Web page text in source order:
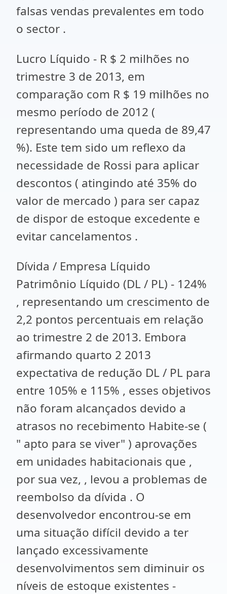
falsas vendas prevalentes em todo
o sector .
Lucro Líquido - R $ 2 milhões no
trimestre 3 de 2013, em
comparação com R $ 19 milhões no
mesmo período de 2012 (
representando uma queda de 89,47
%). Este tem sido um reflexo da
necessidade de Rossi para aplicar
descontos ( atingindo até 35% do
valor de mercado ) para ser capaz
de dispor de estoque excedente e
evitar cancelamentos .
Dívida / Empresa Líquido
Patrimônio Líquido (DL / PL) - 124%
, representando um crescimento de
2,2 pontos percentuais em relação
ao trimestre 2 de 2013. Embora
afirmando quarto 2 2013
expectativa de redução DL / PL para
entre 105% e 115% , esses objetivos
não foram alcançados devido a
atrasos no recebimento Habite-se (
" apto para se viver" ) aprovações
em unidades habitacionais que ,
por sua vez, , levou a problemas de
reembolso da dívida . O
desenvolvedor encontrou-se em
uma situação difícil devido a ter
lançado excessivamente
desenvolvimentos sem diminuir os
níveis de estoque existentes -